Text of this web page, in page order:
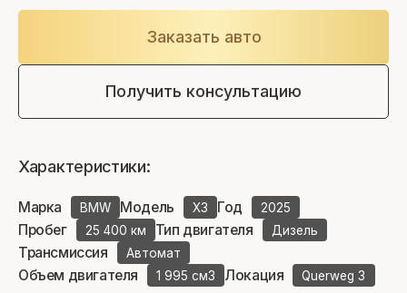
Заказать авто
Получить консультацию
Характеристики:
Марка BMW Модель X3 Год 2025
Пробег 25 400 км Тип двигателя Дизель
Трансмиссия Автомат
Объем двигателя 1 995 см3 Локация Querweg 3